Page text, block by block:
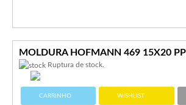
MOLDURA HOFMANN 469 15X20
Ruptura de stock.
CARRINHO WISHLIST